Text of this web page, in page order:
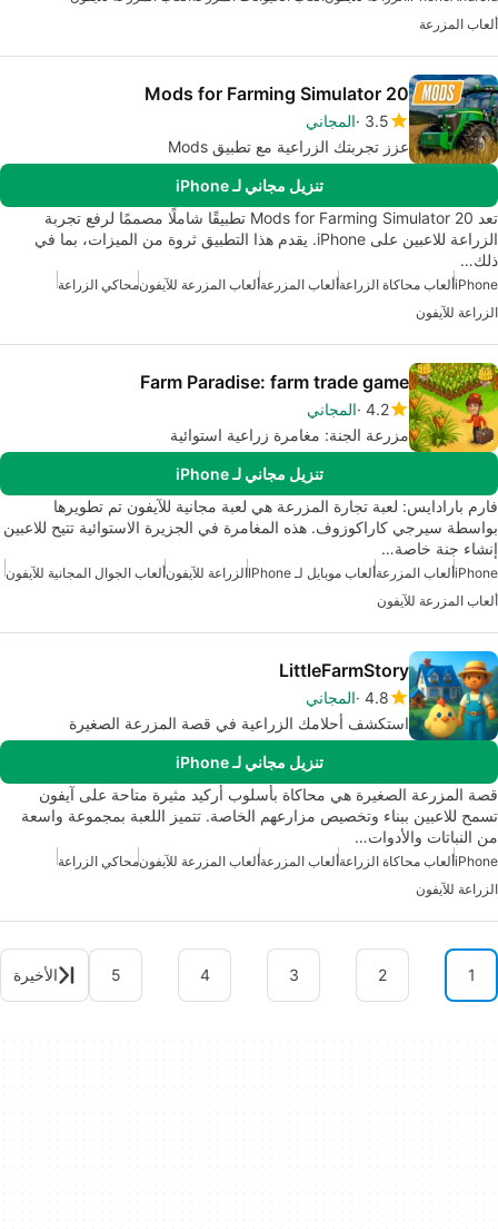
ألعاب المزرعة
Mods for Farming Simulator 20
3.5 المجاني
عزز تجربتك الزراعية مع تطبيق Mods
تنزيل مجاني لـ iPhone
تعد Mods for Farming Simulator 20 تطبيقًا شاملًا مصممًا لرفع تجربة
الزراعة للاعبين على iPhone. يقدم هذا التطبيق ثروة من الميزات، بما في
ذلك…
iPhoneألعاب محاكاة الزراعةألعاب المزرعةألعاب المزرعة للآيفونمحاكي الزراعة
الزراعة للآيفون
Farm Paradise: farm trade game
4.2 المجاني
مزرعة الجنة: مغامرة زراعية استوائية
تنزيل مجاني لـ iPhone
فارم بارادايس: لعبة تجارة المزرعة هي لعبة مجانية للآيفون تم تطويرها
بواسطة سيرجي كاراكوزوف. هذه المغامرة في الجزيرة الاستوائية تتيح للاعبين
إنشاء جنة خاصة…
iPhoneألعاب المزرعةألعاب موبايل لـ IPhone الزراعة للآيفونألعاب الجوال المجانية للآيفون
ألعاب المزرعة للآيفون
LittleFarmStory
4.8 المجاني
استكشف أحلامك الزراعية في قصة المزرعة الصغيرة
تنزيل مجاني لـ iPhone
قصة المزرعة الصغيرة هي محاكاة بأسلوب أركيد مثيرة متاحة على آيفون
تسمح للاعبين ببناء وتخصيص مزارعهم الخاصة. تتميز اللعبة بمجموعة واسعة
من النباتات والأدوات…
iPhoneألعاب محاكاة الزراعةألعاب المزرعةألعاب المزرعة للآيفونمحاكي الزراعة
الزراعة للآيفون
1
2
3
4
5 الأخيرة